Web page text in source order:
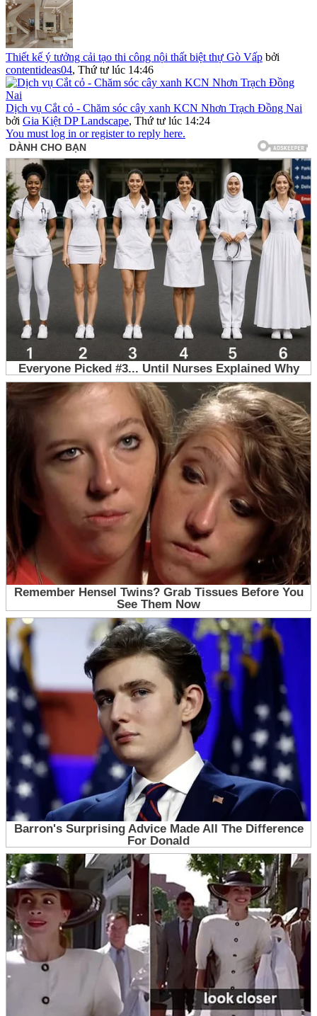
Thiết kế ý tưởng cải tạo thi công nội thất biệt thự Gò Vấp bởi
contentideas04, Thứ tư lúc 14:46
Dịch vụ Cắt cỏ - Chăm sóc cây xanh KCN Nhơn Trạch Đồng Nai
bởi Gia Kiệt DP Landscape, Thứ tư lúc 14:24
You must log in or register to reply here.